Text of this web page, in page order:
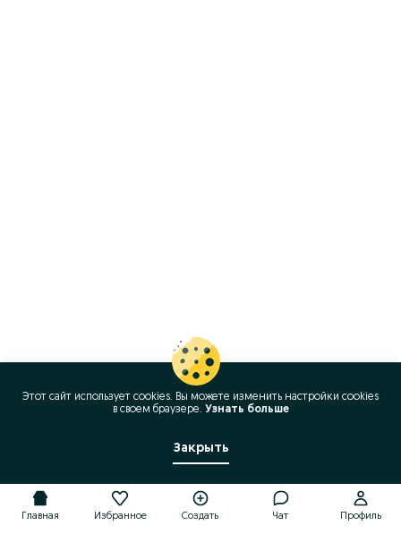
Главная Избранное Создать Чат Профиль
Этот сайт использует cookies. Вы можете изменить настройки cookies
в своeм браузере. Узнать больше
Закрыть